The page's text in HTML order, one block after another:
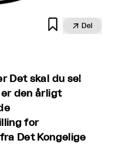
  Del
Det skal du se!
den årligt
for
Det Kongelige